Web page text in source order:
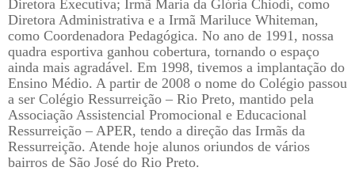
Diretora Executiva; Irmã Maria da Glória Chiodi, como
Diretora Administrativa e a Irmã Mariluce Whiteman,
como Coordenadora Pedagógica. No ano de 1991, nossa
quadra esportiva ganhou cobertura, tornando o espaço
ainda mais agradável. Em 1998, tivemos a implantação do
Ensino Médio. A partir de 2008 o nome do Colégio passou
a ser Colégio Ressurreição – Rio Preto, mantido pela
Associação Assistencial Promocional e Educacional
Ressurreição – APER, tendo a direção das Irmãs da
Ressurreição. Atende hoje alunos oriundos de vários
bairros de São José do Rio Preto.